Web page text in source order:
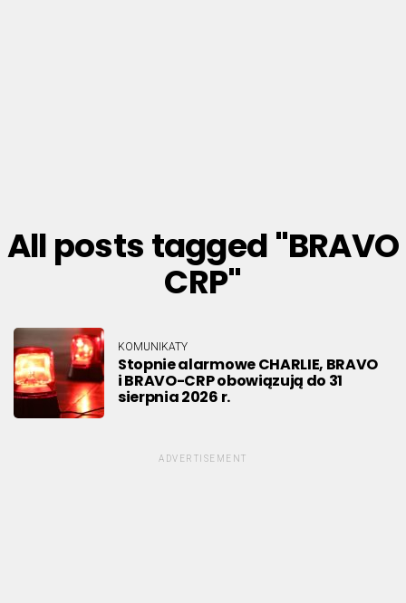
All posts tagged "BRAVO
CRP"
KOMUNIKATY
Stopnie alarmowe CHARLIE, BRAVO
i BRAVO-CRP obowiązują do 31
sierpnia 2026 r.
ADVERTISEMENT